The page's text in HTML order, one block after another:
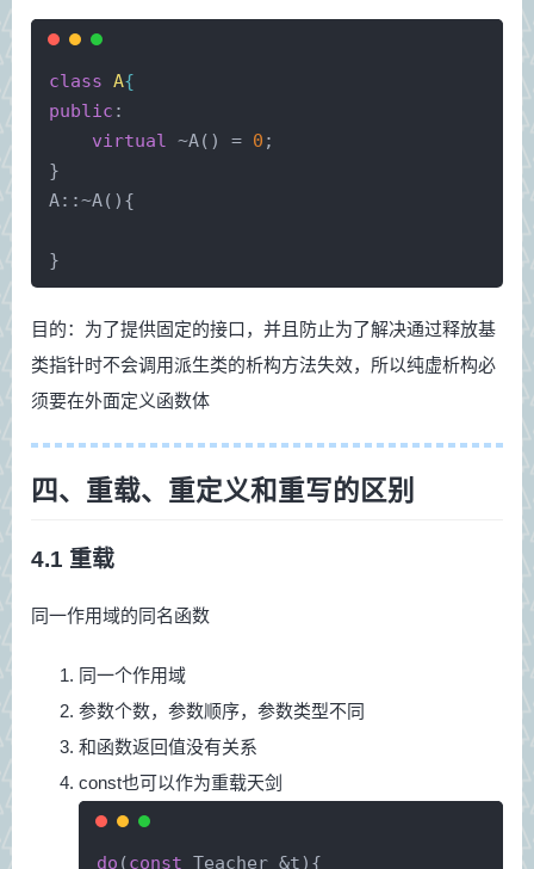
class A{
public :
virtual ~A() = 0 ;
}
A::~A(){
}
目的：为了提供固定的接口，并且防止为了解决通过释放基
类指针时不会调用派生类的析构方法失效，所以纯虚析构必
须要在外面定义函数体
四、重载、重定义和重写的区别
4.1 重载
同一作用域的同名函数
同一个作用域
参数个数，参数顺序，参数类型不同
和函数返回值没有关系
const也可以作为重载天剑
do (const Teacher &t){